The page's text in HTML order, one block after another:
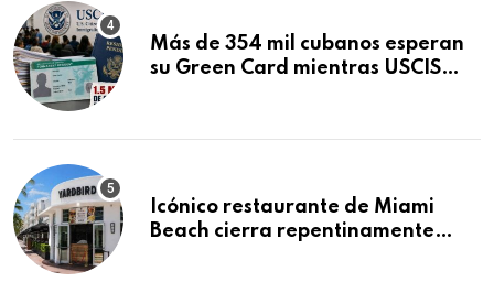
Más de 354 mil cubanos esperan
su Green Card mientras USCIS
Icónico restaurante de Miami
Beach cierra repentinamente